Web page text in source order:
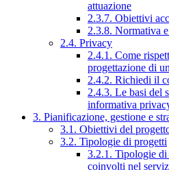
attuazione
2.3.7. Obiettivi
2.3.8. Normativa
2.4. Privacy
2.4.1. Come
progettazione di
2.4.2. Richiedi il
2.4.3. Le basi del
informativa
3. Pianificazione, gestione e
3.1. Obiettivi del
3.2. Tipologie di progetti
3.2.1. Tipologie di
coinvolti nel